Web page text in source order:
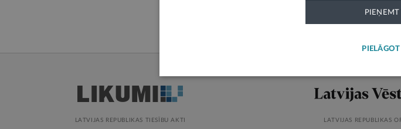
LATVIJAS REPUBLIKAS TIESĪBU AKTI LATVIJAS REPUBLIKAS
PIEŅEMT
PIELĀGOT